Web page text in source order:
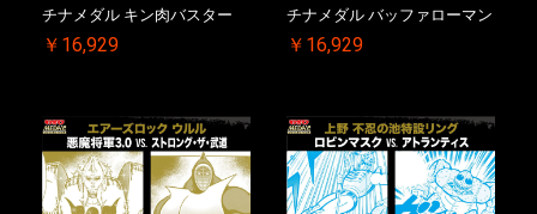
チナメダル キン肉バスター
VS. キン肉バスターやぶり ケ
【二次受注分】2026/10/30 一
斉出荷予定
￥16,929
チナメダル バッファローマン
2.0 顎髭 Ver. VS. 光の矢 ケー
【二次受注分】2026/10/30 一
斉出荷予定
￥16,929